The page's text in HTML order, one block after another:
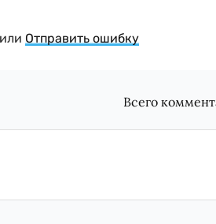
Отправить ошибку
Всего